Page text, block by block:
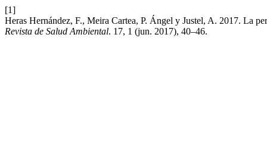
[1]
Heras Hernández, F., Meira Cartea, P. Ángel y Justel, A. 2017. La
Revista de Salud Ambiental. 17, 1 (jun. 2017), 40–46.